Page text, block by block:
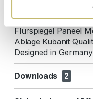
Flurspiegel Paneel
Ablage Kubanit
Designed in
Downloads 2